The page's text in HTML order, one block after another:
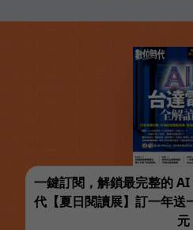
一鍵訂閱，解鎖最完整的
代【夏日閱讀展】訂一年送
元